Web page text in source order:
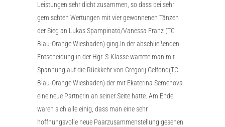
Leistungen sehr dicht zusammen, so dass bei sehr
gemischten Wertungen mit vier gewonnenen Tänzen
der Sieg an Lukas Spampinato/Vanessa Franz (TC
Blau-Orange Wiesbaden) ging.In der abschließenden
Entscheidung in der Hgr. S-Klasse wartete man mit
Spannung auf die Rückkehr von Gregorij Gelfond(TC
Blau-Orange Wiesbaden) der mit Ekaterina Semenova
eine neue Partnerin an seiner Seite hatte. Am Ende
waren sich alle einig, dass man eine sehr
hoffnungsvolle neue Paarzusammenstellung gesehen